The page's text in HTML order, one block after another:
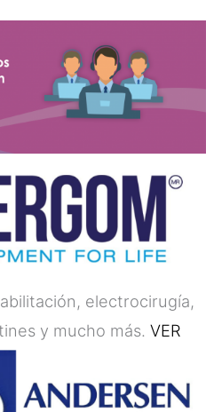
electrocirugía,
y mucho más. VER